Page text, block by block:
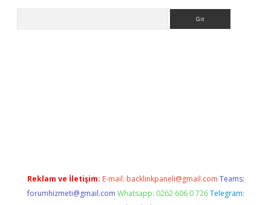
Reklam ve İletişim: E-mail: backlinkpaneli@gmail.com Teams:
forumhizmeti@gmail.com Whatsapp: 0262 606 0 726 Telegram: